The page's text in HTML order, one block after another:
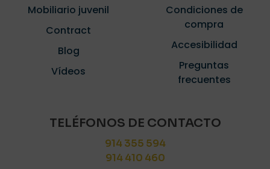
Mobiliario juvenil
Contract
Blog
Vídeos
Condiciones de
compra
Accesibilidad
Preguntas
frecuentes
TELÉFONOS DE CONTACTO
914 355 594
914 410 460